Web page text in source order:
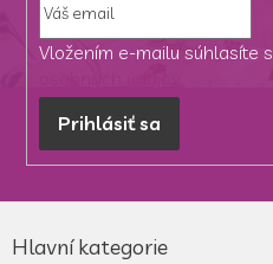
Vložením e-mailu súhlasíte s
Prihlásiť sa
Hlavní kategorie